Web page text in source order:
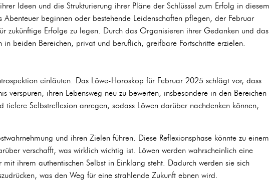
Ideen und die Strukturierung ihrer Pläne der Schlüssel zum Erfolg in diesem
beginnen oder bestehende Leidenschaften pflegen, der Februar
zukünftige Erfolge zu legen. Durch das Organisieren ihrer Gedanken und das
in beiden Bereichen, privat und beruflich, greifbare Fortschritte erzielen.
einläuten. Das Löwe-Horoskop für Februar 2025 schlägt vor, dass
verspüren, ihren Lebensweg neu zu bewerten, insbesondere in den Bereichen
Selbstreflexion anregen, sodass Löwen darüber nachdenken können,
und ihren Zielen führen. Diese Reflexionsphase könnte zu einem
verschafft, was wirklich wichtig ist. Löwen werden wahrscheinlich eine
ihrem authentischen Selbst in Einklang steht. Dadurch werden sie sich
was den Weg für eine strahlende Zukunft ebnen wird.